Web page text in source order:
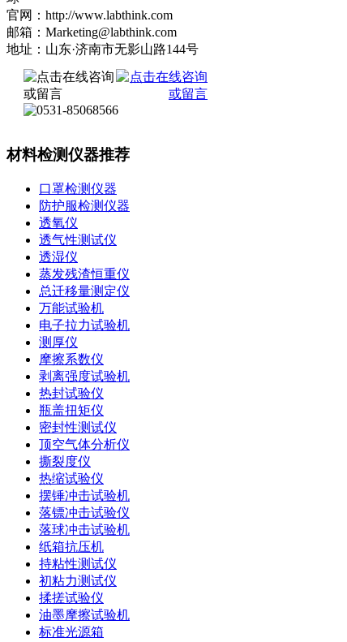
官网：http://www.labthink.com
邮箱：Marketing@labthink.com
地址：山东·济南市无影山路144号
材料检测仪器推荐
口罩检测仪器
防护服检测仪器
透氧仪
透气性测试仪
透湿仪
蒸发残渣恒重仪
总迁移量测定仪
万能试验机
电子拉力试验机
测厚仪
摩擦系数仪
剥离强度试验机
热封试验仪
瓶盖扭矩仪
密封性测试仪
顶空气体分析仪
撕裂度仪
热缩试验仪
摆锤冲击试验机
落镖冲击试验仪
落球冲击试验机
纸箱抗压机
持粘性测试仪
初粘力测试仪
揉搓试验仪
油墨摩擦试验机
标准光源箱